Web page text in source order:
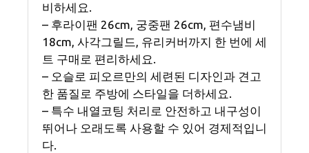
비하세요.
– 후라이팬 26cm, 궁중팬 26cm, 편수냄비
18cm, 사각그릴드, 유리커버까지 한 번에 세
트 구매로 편리하세요.
– 오슬로 피오르만의 세련된 디자인과 견고
한 품질로 주방에 스타일을 더하세요.
– 특수 내열코팅 처리로 안전하고 내구성이
뛰어나 오래도록 사용할 수 있어 경제적입니
다.